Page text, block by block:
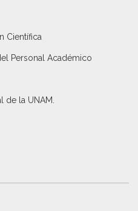
Científica
Personal Académico
de la UNAM.